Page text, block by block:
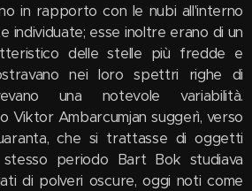
in rapporto con le nubi all'interno
individuate; esse inoltre erano di un
delle stelle più fredde e
nei loro spettri righe di
una notevole variabilità.
Viktor Ambarcumjan suggerì, verso
che si trattasse di oggetti
stesso periodo Bart Bok studiava
di polveri oscure, oggi noti come